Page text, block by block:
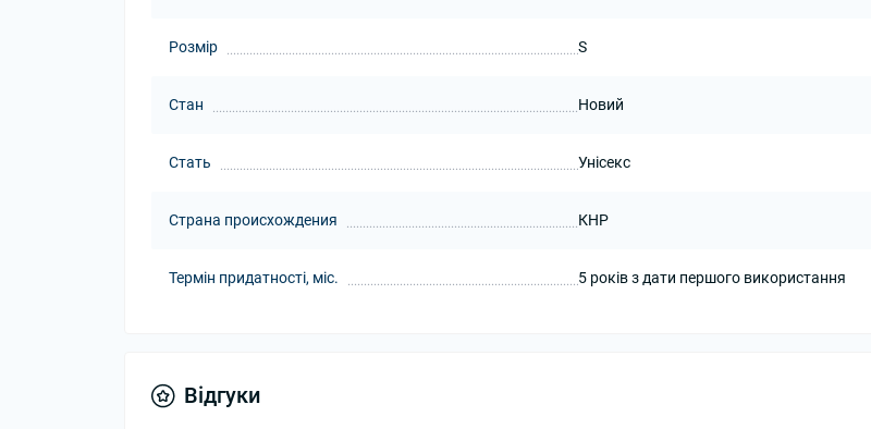
Розмір S
Стан Новий
Стать Унісекс
Страна происхождения КНР
Термін придатності, міс. 5 років з дати першого використання
Відгуки